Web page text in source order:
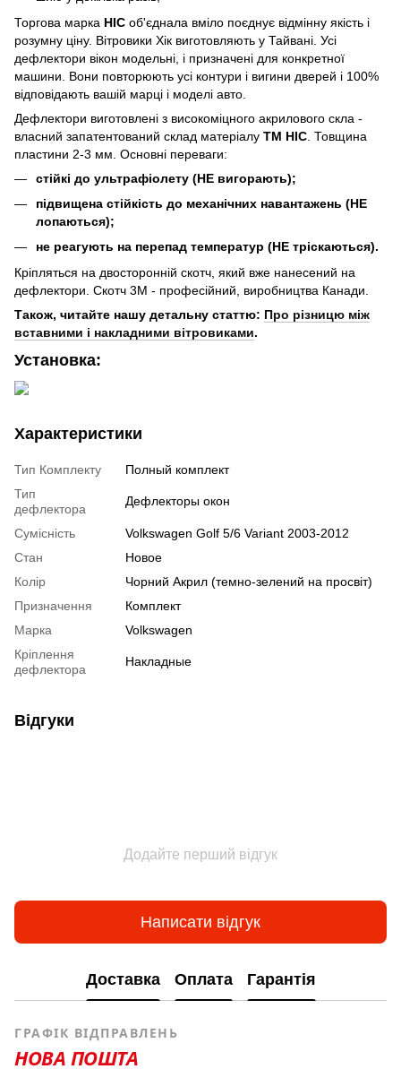
Торгова марка HIC об'єднала вміло поєднує відмінну якість і
розумну ціну. Вітровики Хік виготовляють у Тайвані. Усі
дефлектори вікон модельні, і призначені для конкретної
машини. Вони повторюють усі контури і вигини дверей і 100%
відповідають вашій марці і моделі авто.
Дефлектори виготовлені з високоміцного акрилового скла -
власний запатентований склад матеріалу ТМ HIC . Товщина
пластини 2-3 мм. Основні переваги:
стійкі до ультрафіолету (НЕ вигорають);
підвищена стійкість до механічних навантажень (НЕ
лопаються);
не реагують на перепад температур (НЕ тріскаються).
Кріпляться на двосторонній скотч, який вже нанесений на
дефлектори. Скотч 3М - професійний, виробництва Канади.
Також, читайте нашу детальну статтю: Про різницю між
вставними і накладними вітровиками.
Установка:
Характеристики
Тип Комплекту
Полный комплект
Тип
дефлектора
Дефлекторы окон
Сумісність
Volkswagen Golf 5/6 Variant 2003-2012
Стан
Новое
Колір
Чорний Акрил (темно-зелений на просвіт)
Призначення
Комплект
Марка
Volkswagen
Кріплення
дефлектора
Накладные
Відгуки
Додайте перший відгук
Написати відгук
Доставка Оплата Гарантія
ГРАФІК ВІДПРАВЛЕНЬ
НОВА ПОШТА